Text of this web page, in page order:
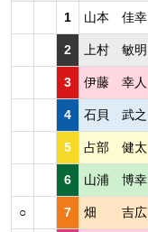
1 山本 佳幸
2 上村 敏明
3 伊藤 幸人
4 石貝 武之
5 占部 健太
6 山浦 博幸
○ 7 畑 吉広